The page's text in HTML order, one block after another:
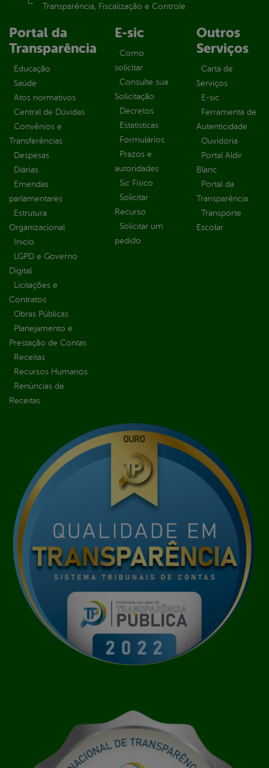
Transparência, Fiscalização e Controle
Portal da
Transparência
Educação
Saúde
Atos normativos
Central de Dúvidas
Convênios e
Transferências
Despesas
Diárias
Emendas
parlamentares
Estrutura
Organizacional
Inicio
LGPD e Governo
Digital
Licitações e
Contratos
Obras Públicas
Planejamento e
Prestação de Contas
Receitas
Recursos Humanos
Renúncias de
Receitas
E-sic
Como
solicitar
Consulte sua
Solicitação
Decretos
Estatísticas
Formulários
Prazos e
autoridades
Sic Físico
Solicitar
Recurso
Solicitar um
pedido
Outros
Serviços
Carta de
Serviços
E-sic
Ferramenta de
Autenticidade
Ouvidoria
Portal Aldir
Blanc
Portal da
Transparência
Transporte
Escolar